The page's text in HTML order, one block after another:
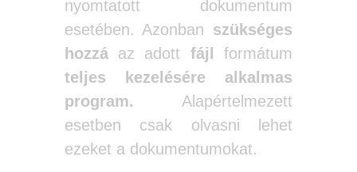
nyomtatott dokumentum
esetében. Azonban szükséges
hozzáaz adott fájl
formátum
teljes kezelésére alkalmas
program. Alapértelmezett
esetben csak olvasni lehet
ezeket a dokumentumokat.